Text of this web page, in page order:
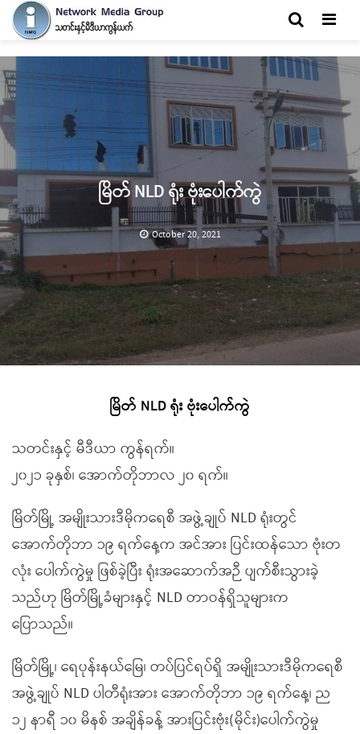
မြိတ် NLD ရုံး ဗုံးပေါက်ကွဲ
October 20, 2021
မြိတ် NLD ရုံး ဗုံးပေါက်ကွဲ
သတင်းနှင့် မီဒီယာ ကွန်ရက်။
၂၀၂၁ ခုနှစ်၊ အောက်တိုဘာလ ၂၀ ရက်။
မြိတ်မြို့ အမျိုးသားဒီမိုကရေစီ အဖွဲ့ချုပ် NLD ရုံးတွင်
အောက်တိုဘာ ၁၉ ရက်နေ့က အင်အား ပြင်းထန်သော ဗုံးတ
လုံး ပေါက်ကွဲမှု ဖြစ်ခဲ့ပြီး ရုံးအဆောက်အဉီ ပျက်စီးသွားခဲ့
သည်ဟု မြိတ်မြို့ခံများနှင့် NLD တာဝန်ရှိသူများက
ပြောသည်။
မြိတ်မြို့၊ ရေပုန်းနယ်မြေ၊ တပ်ပြင်ရပ်ရှိ အမျိုးသားဒီမိုကရေစီ
အဖွဲ့ချုပ် NLD ပါတီရုံးအား အောက်တိုဘာ ၁၉ ရက်နေ့၊ ည
၁၂ နာရီ ၁၀ မိနစ် အချိန်ခန့် အားပြင်းဗုံး(မိုင်း)ပေါက်ကွဲမှု